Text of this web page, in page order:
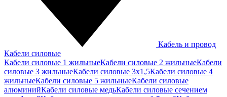
Кабель и провод
Кабели силовые
Кабели силовые 1 жильныеКабели силовые 2 жильныеКабели
силовые 3 жильныеКабели силовые 3х1,5Кабели силовые 4
жильныеКабели силовые 5 жильныеКабели силовые
алюминийКабели силовые медьКабели силовые сечением